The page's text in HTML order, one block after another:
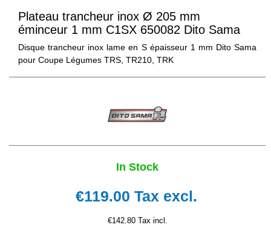
Plateau trancheur inox Ø 205 mm
éminceur 1 mm C1SX 650082 Dito Sama
Disque trancheur inox lame en S épaisseur 1 mm Dito Sama
pour Coupe Légumes TRS, TR210, TRK
In Stock
€119.00 Tax excl.
€142.80 Tax incl.